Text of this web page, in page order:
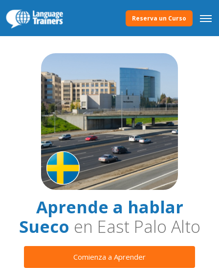
Reserva un Curso
Aprende a hablar
Sueco en East Palo Alto
Comienza a Aprender